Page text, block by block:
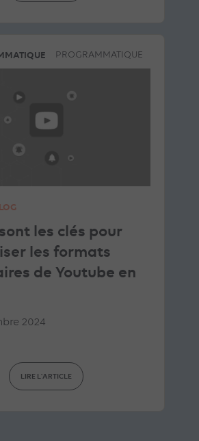
PROGRAMMATIQUE
les clés pour
les formats
de Youtube en
2024
LIRE L'ARTICLE